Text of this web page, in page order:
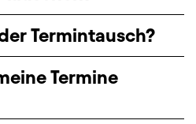
Termintausch?
Termine